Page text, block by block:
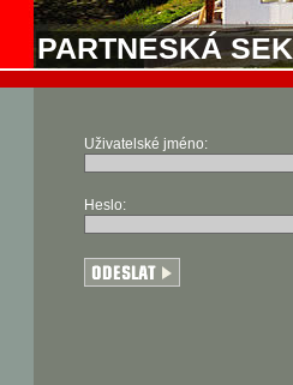
PARTNESKÁ
Uživatelské jméno:
Heslo: